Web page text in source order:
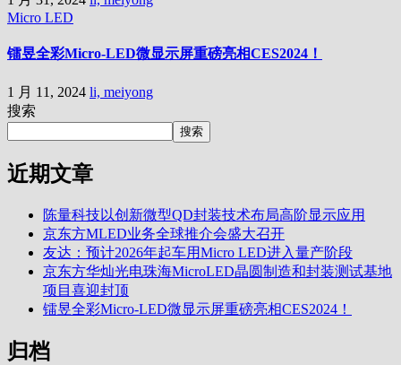
Micro LED
镭昱全彩Micro-LED微显示屏重磅亮相CES2024！
1 月 11, 2024 li, meiyong
搜索
搜索
近期文章
陈量科技以创新微型QD封装技术布局高阶显示应用
京东方MLED业务全球推介会盛大召开
友达：预计2026年起车用Micro LED进入量产阶段
京东方华灿光电珠海MicroLED晶圆制造和封装测试基地
项目喜迎封顶
镭昱全彩Micro-LED微显示屏重磅亮相CES2024！
归档